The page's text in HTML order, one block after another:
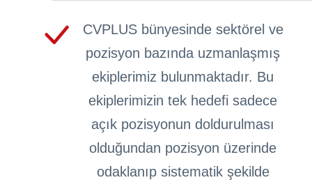
CVPLUS bünyesinde sektörel ve
pozisyon bazında uzmanlaşmış
ekiplerimiz bulunmaktadır. Bu
ekiplerimizin tek hedefi sadece
açık pozisyonun doldurulması
olduğundan pozisyon üzerinde
odaklanıp sistematik şekilde